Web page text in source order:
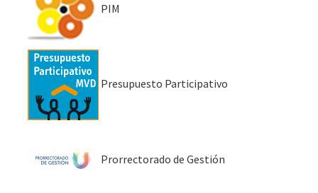
PIM
Presupuesto Participativo
Prorrectorado de Gestión